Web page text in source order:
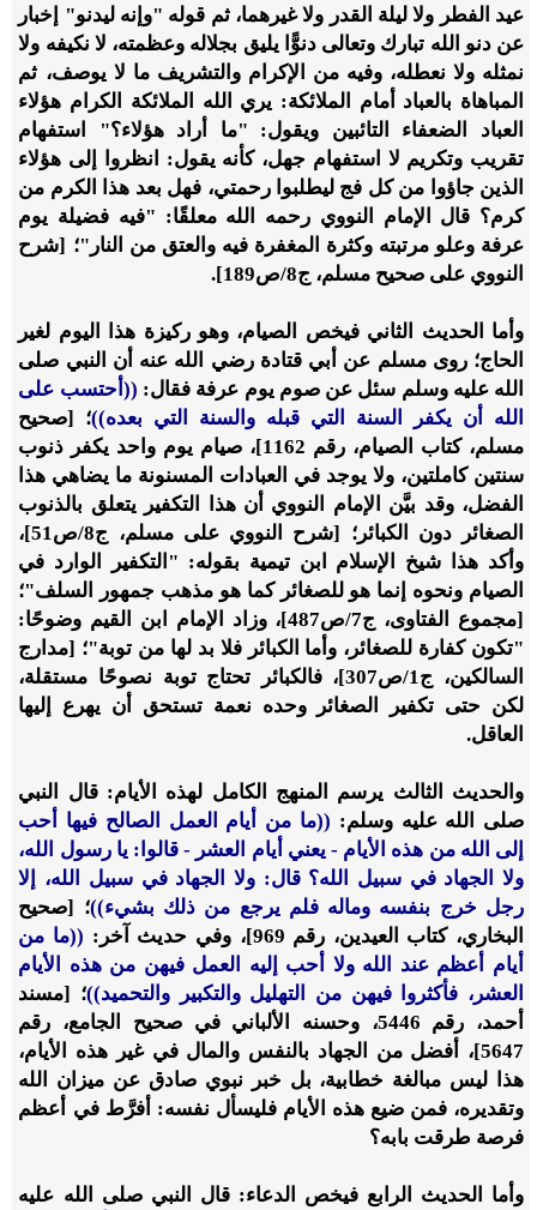
عيد الفطر ولا ليلة القدر ولا غيرهما، ثم قوله "وإنه ليدنو" إخبار
عن دنو الله تبارك وتعالى دنوًّا يليق بجلاله وعظمته، لا نكيفه ولا
نمثله ولا نعطله، وفيه من الإكرام والتشريف ما لا يوصف، ثم
المباهاة بالعباد أمام الملائكة: يري الله الملائكة الكرام هؤلاء
العباد الضعفاء التائبين ويقول: "ما أراد هؤلاء؟" استفهام
تقريب وتكريم لا استفهام جهل، كأنه يقول: انظروا إلى هؤلاء
الذين جاؤوا من كل فج ليطلبوا رحمتي، فهل بعد هذا الكرم من
كرم؟ قال الإمام النووي رحمه الله معلقًا: "فيه فضيلة يوم
عرفة وعلو مرتبته وكثرة المغفرة فيه والعتق من النار"؛ [شرح
النووي على صحيح مسلم، ج8/ص189].
وأما الحديث الثاني فيخص الصيام، وهو ركيزة هذا اليوم لغير
الحاج؛ روى مسلم عن أبي قتادة رضي الله عنه أن النبي صلى
الله عليه وسلم سئل عن صوم يوم عرفة فقال: ((أحتسب على
الله أن يكفر السنة التي قبله والسنة التي بعده))؛ [صحيح
مسلم، كتاب الصيام، رقم 1162]، صيام يوم واحد يكفر ذنوب
سنتين كاملتين، ولا يوجد في العبادات المسنونة ما يضاهي هذا
الفضل، وقد بيَّن الإمام النووي أن هذا التكفير يتعلق بالذنوب
الصغائر دون الكبائر؛ [شرح النووي على مسلم، ج8/ص51]،
وأكد هذا شيخ الإسلام ابن تيمية بقوله: "التكفير الوارد في
الصيام ونحوه إنما هو للصغائر كما هو مذهب جمهور السلف"؛
[مجموع الفتاوى، ج7/ص487]، وزاد الإمام ابن القيم وضوحًا:
"تكون كفارة للصغائر، وأما الكبائر فلا بد لها من توبة"؛ [مدارج
السالكين، ج1/ص307]، فالكبائر تحتاج توبة نصوحًا مستقلة،
لكن حتى تكفير الصغائر وحده نعمة تستحق أن يهرع إليها
العاقل.
والحديث الثالث يرسم المنهج الكامل لهذه الأيام: قال النبي
صلى الله عليه وسلم: ((ما من أيام العمل الصالح فيها أحب
إلى الله من هذه الأيام - يعني أيام العشر - قالوا: يا رسول الله،
ولا الجهاد في سبيل الله؟ قال: ولا الجهاد في سبيل الله، إلا
رجل خرج بنفسه وماله فلم يرجع من ذلك بشيء))؛ [صحيح
البخاري، كتاب العيدين، رقم 969]، وفي حديث آخر:
((ما من
أيام أعظم عند الله ولا أحب إليه العمل فيهن من هذه الأيام
العشر، فأكثروا فيهن من التهليل والتكبير والتحميد))؛ [مسند
أحمد، رقم 5446، وحسنه الألباني في صحيح الجامع، رقم
5647]، أفضل من الجهاد بالنفس والمال في غير هذه الأيام،
هذا ليس مبالغة خطابية، بل خبر نبوي صادق عن ميزان الله
وتقديره، فمن ضيع هذه الأيام فليسأل نفسه: أفرَّط في أعظم
فرصة طرقت بابه؟
وأما الحديث الرابع فيخص الدعاء: قال النبي صلى الله عليه